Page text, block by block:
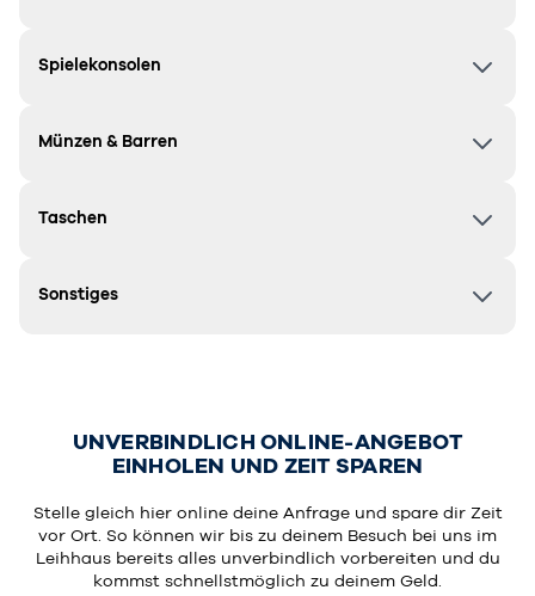
Spielekonsolen
Münzen & Barren
Taschen
Sonstiges
UNVERBINDLICH ONLINE-ANGEBOT
EINHOLEN UND ZEIT SPAREN
Stelle gleich hier online deine Anfrage und spare dir Zeit
vor Ort. So können wir bis zu deinem Besuch bei uns im
Leihhaus bereits alles unverbindlich vorbereiten und du
kommst schnellstmöglich zu deinem Geld.